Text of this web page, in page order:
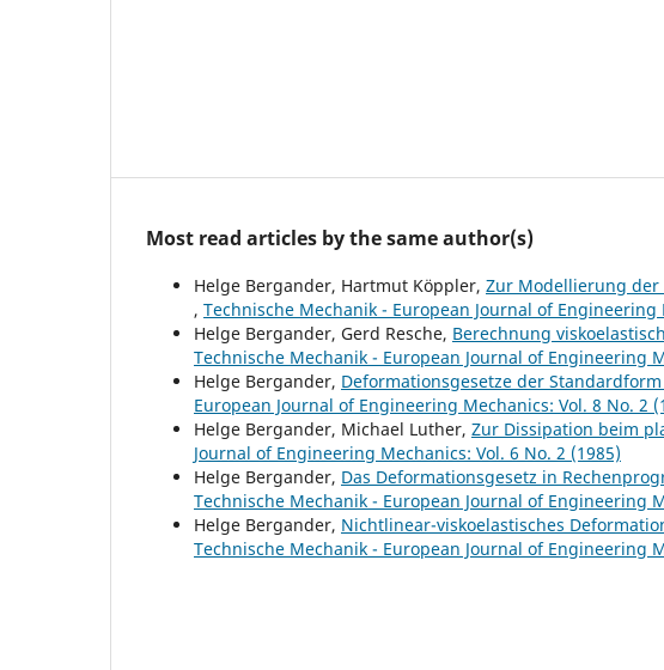
Most read articles by the same author(s)
Helge Bergander, Hartmut Köppler, Zur Modellierung der
, Technische Mechanik - European Journal of Engineering
Helge Bergander, Gerd Resche, Berechnung
Technische Mechanik - European Journal of Engineering
Helge Bergander, Deformationsgesetze der
European Journal of Engineering Mechanics: Vol. 8 No. 2
Helge Bergander, Michael Luther, Zur Dissipation beim
Journal of Engineering Mechanics: Vol. 6 No. 2 (1985)
Helge Bergander, Das Deformationsgesetz in
Technische Mechanik - European Journal of Engineering
Helge Bergander, Nichtlinear-viskoelastisches
Technische Mechanik - European Journal of Engineering